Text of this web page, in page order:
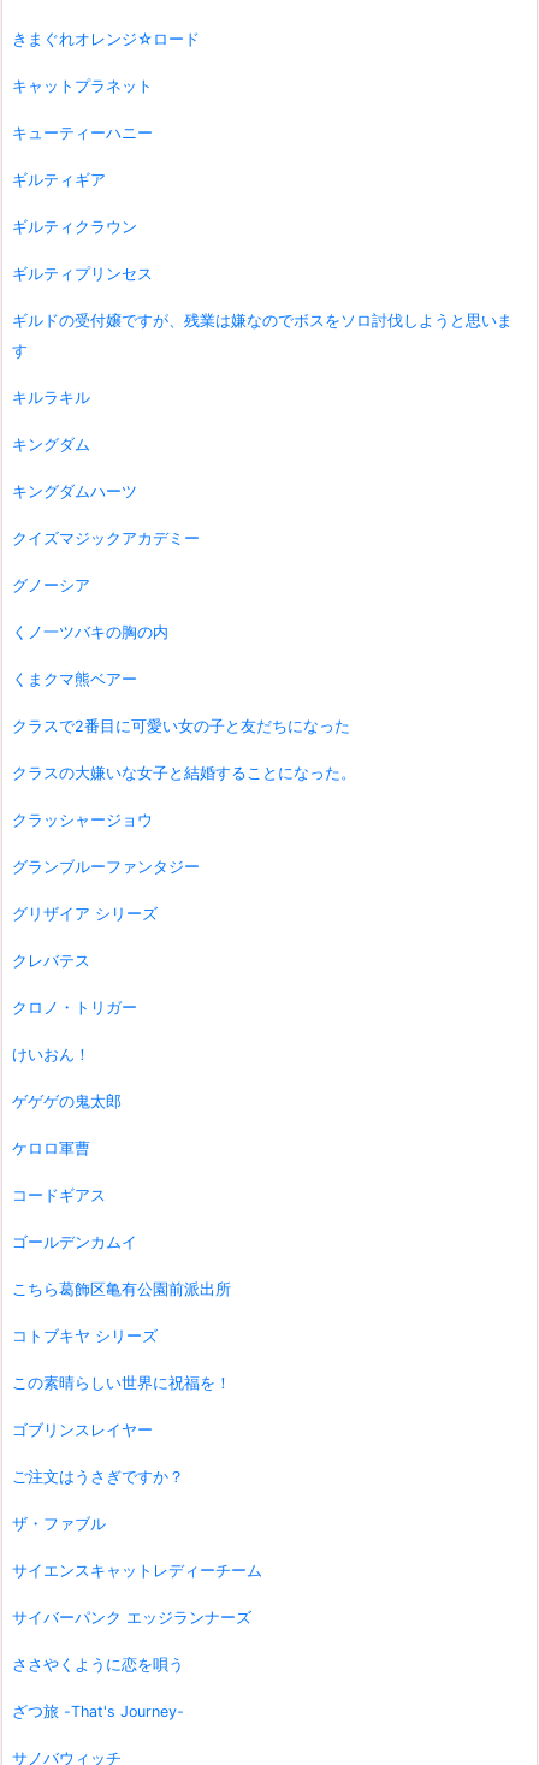
きまぐれオレンジ☆ロード
キャットプラネット
キューティーハニー
ギルティギア
ギルティクラウン
ギルティプリンセス
ギルドの受付嬢ですが、残業は嫌なのでボスをソロ討伐しようと思いま
す
キルラキル
キングダム
キングダムハーツ
クイズマジックアカデミー
グノーシア
くノ一ツバキの胸の内
くまクマ熊ベアー
クラスで2番目に可愛い女の子と友だちになった
クラスの大嫌いな女子と結婚することになった。
クラッシャージョウ
グランブルーファンタジー
グリザイア シリーズ
クレバテス
クロノ・トリガー
けいおん！
ゲゲゲの鬼太郎
ケロロ軍曹
コードギアス
ゴールデンカムイ
こちら葛飾区亀有公園前派出所
コトブキヤ シリーズ
この素晴らしい世界に祝福を！
ゴブリンスレイヤー
ご注文はうさぎですか？
ザ・ファブル
サイエンスキャットレディーチーム
サイバーパンク エッジランナーズ
ささやくように恋を唄う
ざつ旅 -That's Journey-
サノバウィッチ